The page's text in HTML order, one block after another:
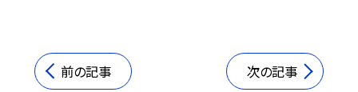
前の記事 次の記事